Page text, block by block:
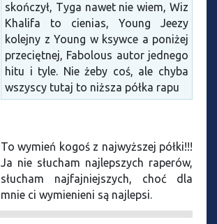
skończył, Tyga nawet nie wiem, Wiz
Khalifa to cienias, Young Jeezy
kolejny z Young w ksywce a poniżej
przeciętnej, Fabolous autor jednego
hitu i tyle. Nie żeby coś, ale chyba
wszyscy tutaj to niższa półka rapu
To wymień kogoś z najwyższej półki!!!
Ja nie słucham najlepszych raperów,
słucham najfajniejszych, choć dla
mnie ci wymienieni są najlepsi.